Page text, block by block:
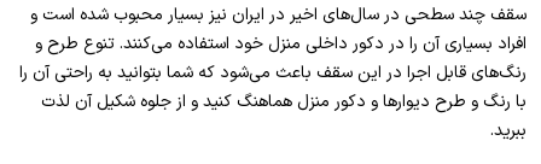
سقف چند سطحی در سال‌های اخیر در ایران نیز بسیار محبوب شده است و
افراد بسیاری آن را در دکور داخلی منزل خود استفاده می‌کنند. تنوع طرح و
رنگ‌های قابل اجرا در این سقف باعث می‌شود که شما بتوانید به راحتی آن را
با رنگ و طرح دیوارها و دکور منزل هماهنگ کنید و از جلوه شکیل آن لذت
ببرید.